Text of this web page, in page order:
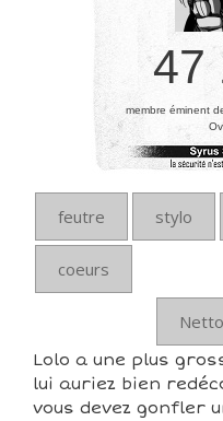
47
membre éminent
feutre stylo
coeurs
Lolo a une plus
lui auriez bien
vous devez gonfler